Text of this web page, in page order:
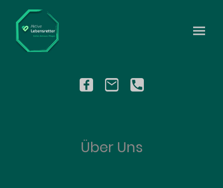
Über Uns